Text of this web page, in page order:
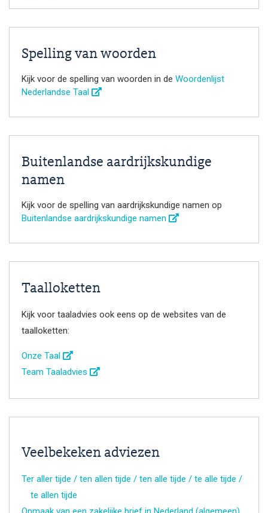
Spelling van woorden
Kijk voor de spelling van woorden in de Woordenlijst
Nederlandse Taal
Buitenlandse aardrijkskundige
namen
Kijk voor de spelling van aardrijkskundige namen op
Buitenlandse aardrijkskundige namen
Taalloketten
Kijk voor taaladvies ook eens op de websites van de
taalloketten:
Onze Taal
Team Taaladvies
Veelbekeken adviezen
Ter aller tijde / ten allen tijde / ten alle tijde / te alle tijde /
te allen tijde